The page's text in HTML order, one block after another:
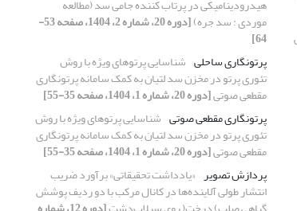
هیدرودینامیکی در پرتاب کننده جامی سد (مطالعه
موردی : سد جره) [دوره 20، شماره 2، 1404، صفحه 53-
64]
پرتونگاری ساحلی شناسایی پرتوهای ویژه با روش
تئوری پرتو در مخزن سد لتیان به کمک سامانه پرتونگاری
مقطعی صوتی[دوره 20، شماره 1، 1404، صفحه 35-55]
پرتونگاری مقطعی صوتی شناسایی پرتوهای ویژه با روش
تئوری پرتو در مخزن سد لتیان به کمک سامانه پرتونگاری
مقطعی صوتی[دوره 20، شماره 1، 1404، صفحه 35-55]
پردازش تصویر «یادداشت تحقیقاتی» برآورد ضریب
انتشار طولی آلاینده‌ها در کانال مرکب با دو ردیف پوشش